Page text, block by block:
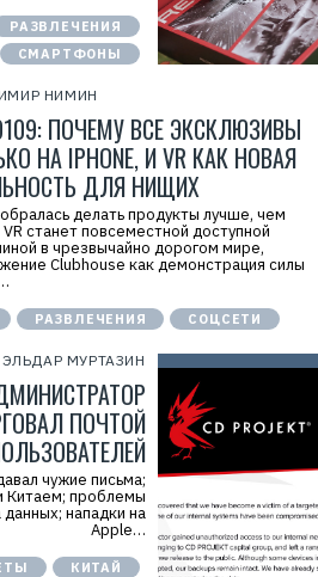
РАЗВЛЕЧЕНИЯ
СМАРТФОНЫ
НИМИН
ПОЧЕМУ ВСЕ ЭКСКЛЮЗИВЫ
НА IPHONE, И VR КАК НОВАЯ
ДЛЯ НИЩИХ
делать продукты лучше, чем
станет повсеместной доступной
в чрезвычайно дорогом мире,
Clubhouse как демонстрация силы
РАЗВЛЕЧЕНИЯ СОЦСЕТИ
ЭЛЬДАР МУРТАЗИН
ПОЧТОЙ
чужие письма;
Китаем; проблемы
нападки на
Apple…
КИТАЙ